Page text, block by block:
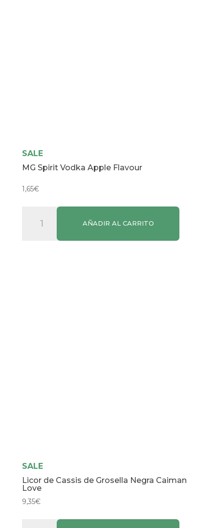
SALE
MG Spirit Vodka Apple Flavour
1,65€
Spirit
AÑADIR AL CARRITO
SALE
Licor de Cassis de Grosella Negra Caiman
Love
9,35€